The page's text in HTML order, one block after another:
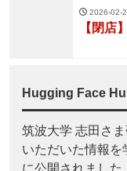
2026-02-
【閉店】
Hugging Face
筑波大学 志田さ
いただいた情報